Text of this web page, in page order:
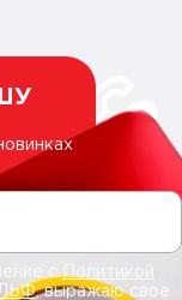
сПолитикой
, выражаю свое